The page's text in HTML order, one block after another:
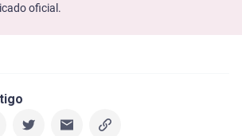
oficial.